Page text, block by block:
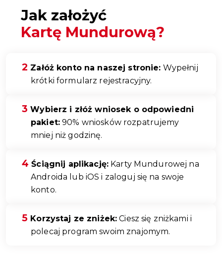
Jak założyć
Kartę Mundurową?
Załóż konto na naszej stronie: Wypełnij
krótki formularz rejestracyjny.
Wybierz i złóż wniosek o odpowiedni
pakiet:90% wniosków rozpatrujemy
mniej niż godzinę.
Ściągnij aplikację:Karty Mundurowej na
Androida lub iOS i zaloguj się na swoje
konto.
Korzystaj ze zniżek: Ciesz się zniżkami i
polecaj program swoim znajomym.